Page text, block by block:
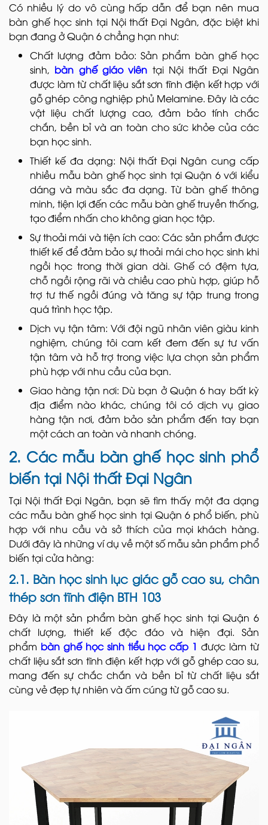
Có nhiều lý do vô cùng hấp dẫn để bạn nên mua
bàn ghế học sinh tại Nội thất Đại Ngân, đặc biệt khi
bạn đang ở Quận 6 chẳng hạn như:
Chất lượng đảm bảo: Sản phẩm bàn ghế học
sinh, bàn ghế giáo viên tại Nội thất Đại Ngân
được làm từ chất liệu sắt sơn tĩnh điện kết hợp với
gỗ ghép công nghiệp phủ Melamine. Đây là các
vật liệu chất lượng cao, đảm bảo tính chắc
chắn, bền bỉ và an toàn cho sức khỏe của các
bạn học sinh.
Thiết kế đa dạng: Nội thất Đại Ngân cung cấp
nhiều mẫu bàn ghế học sinh tại Quận 6 với kiểu
dáng và màu sắc đa dạng. Từ bàn ghế thông
minh, tiện lợi đến các mẫu bàn ghế truyền thống,
tạo điểm nhấn cho không gian học tập.
Sự thoải mái và tiện ích cao: Các sản phẩm được
thiết kế để đảm bảo sự thoải mái cho học sinh khi
ngồi học trong thời gian dài. Ghế có đệm tựa,
chỗ ngồi rộng rãi và chiều cao phù hợp, giúp hỗ
trợ tư thế ngồi đúng và tăng sự tập trung trong
quá trình học tập.
Dịch vụ tận tâm: Với đội ngũ nhân viên giàu kinh
nghiệm, chúng tôi cam kết đem đến sự tư vấn
tận tâm và hỗ trợ trong việc lựa chọn sản phẩm
phù hợp với nhu cầu của bạn.
Giao hàng tận nơi: Dù bạn ở Quận 6 hay bất kỳ
địa điểm nào khác, chúng tôi có dịch vụ giao
hàng tận nơi, đảm bảo sản phẩm đến tay bạn
một cách an toàn và nhanh chóng.
2. Các mẫu bàn ghế học sinh phổ
biến tại Nội thất Đại Ngân
Tại Nội thất Đại Ngân, bạn sẽ tìm thấy một đa dạng
các mẫu bàn ghế học sinh tại Quận 6 phổ biến, phù
hợp với nhu cầu và sở thích của mọi khách hàng.
Dưới đây là những ví dụ về một số mẫu sản phẩm phổ
biến tại cửa hàng:
2.1. Bàn học sinh lục giác gỗ cao su, chân
thép sơn tĩnh điện BTH 103
Đây là một sản phẩm bàn ghế học sinh tại Quận 6
chất lượng, thiết kế độc đáo và hiện đại. Sản
phẩm bàn ghế học sinh tiểu học cấp 1 được làm từ
chất liệu sắt sơn tĩnh điện kết hợp với gỗ ghép cao su,
mang đến sự chắc chắn và bền bỉ từ chất liệu sắt
cùng vẻ đẹp tự nhiên và ấm cúng từ gỗ cao su.